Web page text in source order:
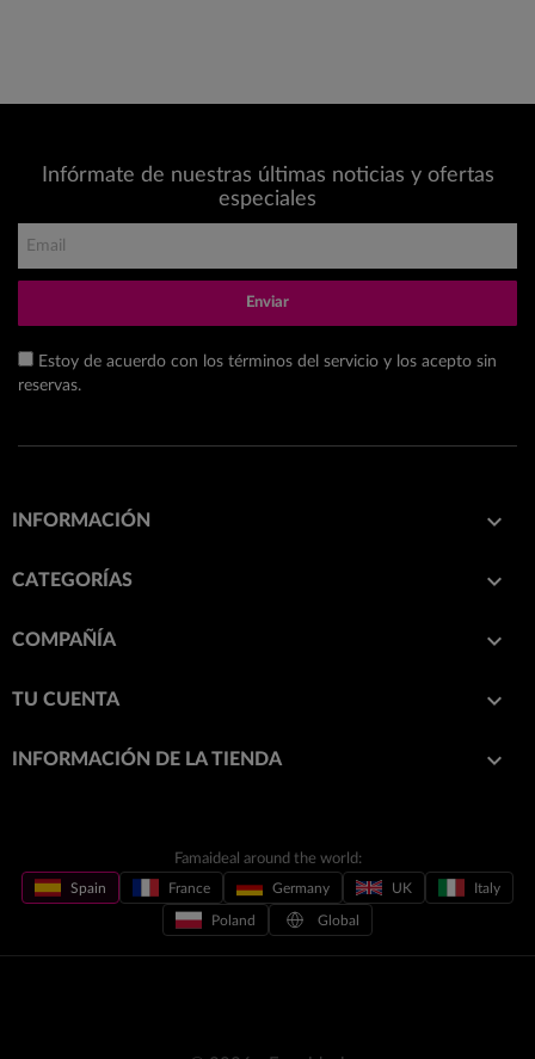
Infórmate de nuestras últimas noticias y ofertas
especiales
Enviar
Estoy de acuerdo con los términos del servicio y los acepto sin
reservas.
INFORMACIÓN 
CATEGORÍAS 
COMPAÑÍA 
TU CUENTA 
INFORMACIÓN DE LA TIENDA keyboard_arrow_down
Famaideal around the world:
Spain France Germany UK Italy
Poland Global